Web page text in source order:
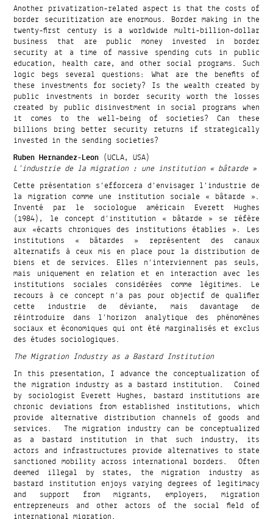
Another privatization-related aspect is that the costs of
border securitization are enormous. Border making in the
twenty-first century is a worldwide multi-billion-dollar
business that are public money invested in border
security at a time of massive spending cuts in public
education, health care, and other social programs. Such
logic begs several questions: What are the benefits of
these investments for society? Is the wealth created by
public investments in border security worth the losses
created by public disinvestment in social programs when
it comes to the well-being of societies? Can these
billions bring better security returns if strategically
invested in the sending societies?
Ruben Hernandez-Leon (UCLA, USA)
L’industrie de la migration : une institution « bâtarde »
Cette présentation s’efforcera d’envisager l’industrie de
la migration comme une institution sociale « bâtarde ».
Inventé par le sociologue américain Everett Hughes
(1984), le concept d’institution « bâtarde » se réfère
aux «écarts chroniques des institutions établies ». Les
institutions « bâtardes » représentent des canaux
alternatifs à ceux mis en place pour la distribution de
biens et de services. Elles n’interviennent pas seuls,
mais uniquement en relation et en interaction avec les
institutions sociales considérées comme légitimes. Le
recours à ce concept n’a pas pour objectif de qualifier
cette industrie de déviante, mais davantage de
réintroduire dans l’horizon analytique des phénomènes
sociaux et économiques qui ont été marginalisés et exclus
des études sociologiques.
The Migration Industry as a Bastard Institution
In this presentation, I advance the conceptualization of
the migration industry as a bastard institution. Coined
by sociologist Everett Hughes, bastard institutions are
chronic deviations from established institutions, which
provide alternative distribution channels of goods and
services. The migration industry can be conceptualized
as a bastard institution in that such industry, its
actors and infrastructures provide alternatives to state
sanctioned mobility across international borders. Often
deemed illegal by states, the migration industry as
bastard institution enjoys varying degrees of legitimacy
and support from migrants, employers, migration
entrepreneurs and other actors of the social field of